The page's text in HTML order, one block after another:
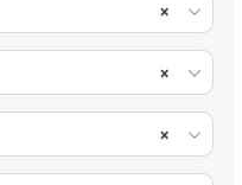
×
×
×